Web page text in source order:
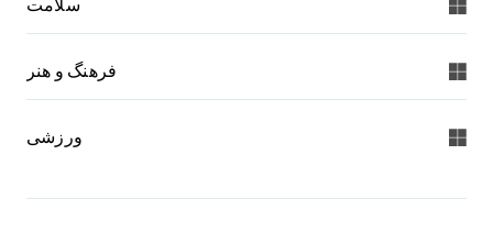
سلامت
فرهنگ و هنر
ورزشی